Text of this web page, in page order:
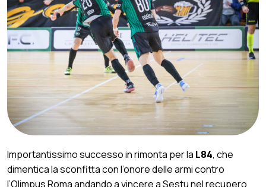
Importantissimo successo in rimonta per la L84, che
dimentica la sconfitta con l’onore delle armi contro
l’Olimpus Roma andando a vincere a Sestu nel recupero